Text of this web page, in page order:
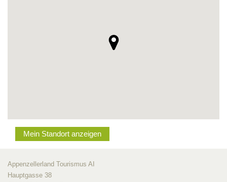
Mein Standort anzeigen
Appenzellerland Tourismus AI
Hauptgasse 38